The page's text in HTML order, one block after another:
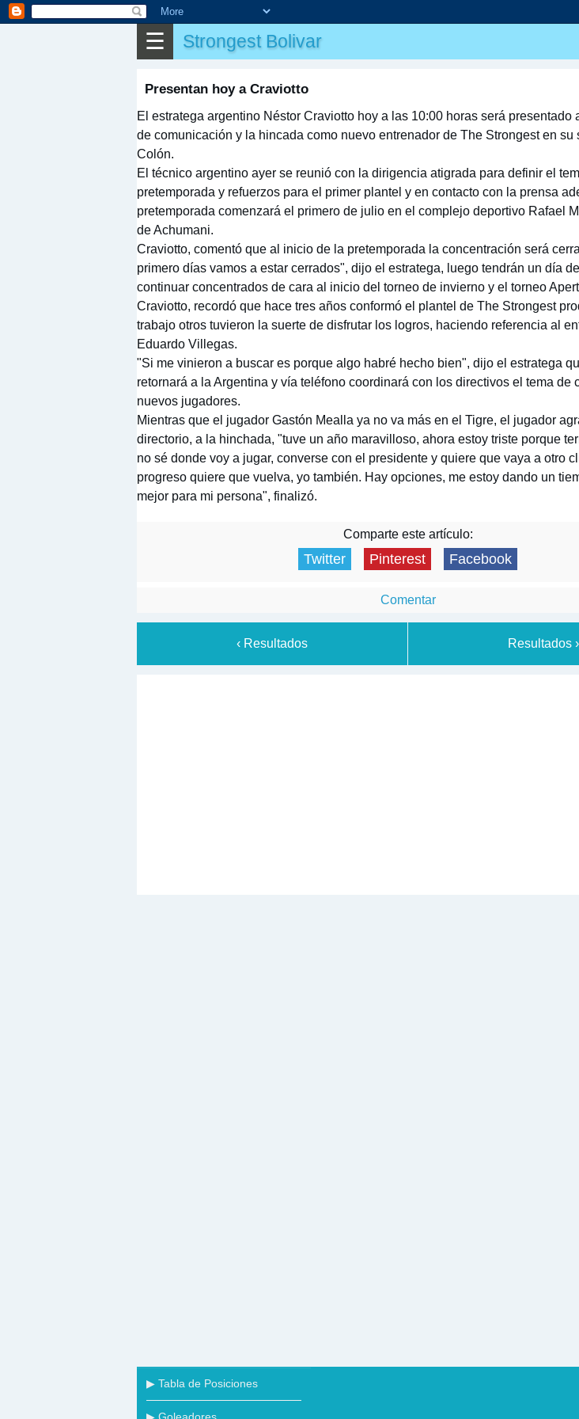
☰ Strongest Bolivar
Presentan hoy a Craviotto
El estratega argentino Néstor Craviotto hoy a las 10:00 horas será presentado
de comunicación y la hincada como nuevo entrenador de The Strongest en su
Colón.
El técnico argentino ayer se reunió con la dirigencia atigrada para definir el
pretemporada y refuerzos para el primer plantel y en contacto con la prensa
pretemporada comenzará el primero de julio en el complejo deportivo Rafael
de Achumani.
Craviotto, comentó que al inicio de la pretemporada la concentración será
primero días vamos a estar cerrados", dijo el estratega, luego tendrán un día
continuar concentrados de cara al inicio del torneo de invierno y el torneo
Craviotto, recordó que hace tres años conformó el plantel de The Strongest
trabajo otros tuvieron la suerte de disfrutar los logros, haciendo referencia al
Eduardo Villegas.
"Si me vinieron a buscar es porque algo habré hecho bien", dijo el estratega
retornará a la Argentina y vía teléfono coordinará con los directivos el tema de
nuevos jugadores.
Mientras que el jugador Gastón Mealla ya no va más en el Tigre, el jugador
directorio, a la hinchada, "tuve un año maravilloso, ahora estoy triste porque
no sé donde voy a jugar, converse con el presidente y quiere que vaya a otro
progreso quiere que vuelva, yo también. Hay opciones, me estoy dando un
mejor para mi persona", finalizó.
Comparte este artículo:
Twitter Pinterest Facebook
Comentar
‹ Resultados Resultados ›
▶ Partidos
✎ Otros
▶ Tabla de Posiciones